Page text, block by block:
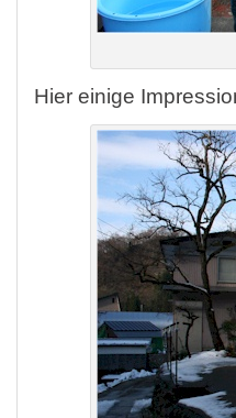
Hier einige